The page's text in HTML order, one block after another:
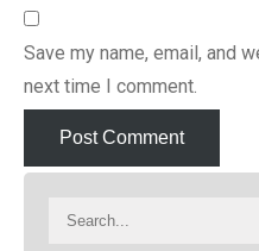
Save my name, email, and
next time I comment.